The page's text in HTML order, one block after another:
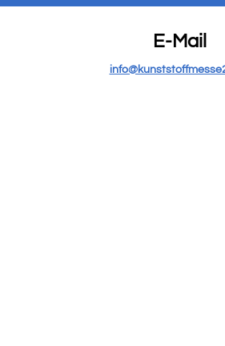
E-Mail